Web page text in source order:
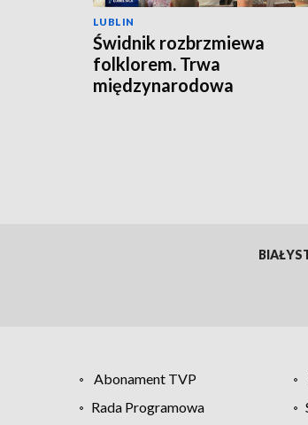
LUBLIN
Świdnik rozbrzmiewa
folklorem. Trwa
międzynarodowa
Abonament TVP
Rada Programowa